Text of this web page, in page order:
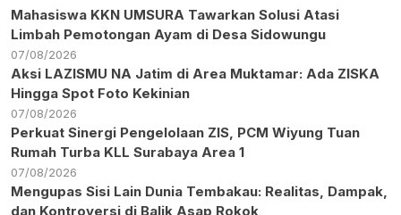
Mahasiswa KKN UMSURA Tawarkan Solusi Atasi
Limbah Pemotongan Ayam di Desa Sidowungu
07/08/2026
Aksi LAZISMU NA Jatim di Area Muktamar: Ada ZISKA
Hingga Spot Foto Kekinian
07/08/2026
Perkuat Sinergi Pengelolaan ZIS, PCM Wiyung Tuan
Rumah Turba KLL Surabaya Area 1
07/08/2026
Mengupas Sisi Lain Dunia Tembakau: Realitas, Dampak,
dan Kontroversi di Balik Asap Rokok